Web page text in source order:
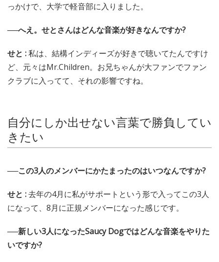
っかけで、大学で軽音部に入りました。
──へえ。せとさんはどんな音楽が好きなんですか?
せと :私は、結構インディーズが好きで聴いてたんですけ
ど、元々はMr.Children。お兄ちゃんが大ファンでファン
クラブに入ってて、それの影響ですね。
自分にしか出せない言葉で勝負してい
きたい
──この3人のメンバーにかたまったのはいつなんですか?
せと :去年の4月に私がサポートという形で入ってこの3人
になって、8月に正規メンバーになった感じです。
──新しい3人になったSaucy Dogではどんな音楽をやりた
いですか?